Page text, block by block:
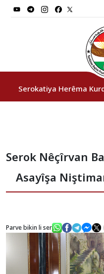
Serokatiya Herêma
Cîgirên Serok
Stafê Serokatiyê
Sazî
Nûçe
Serok Nêçîrvan
Asayîşa
Parve bikin li ser